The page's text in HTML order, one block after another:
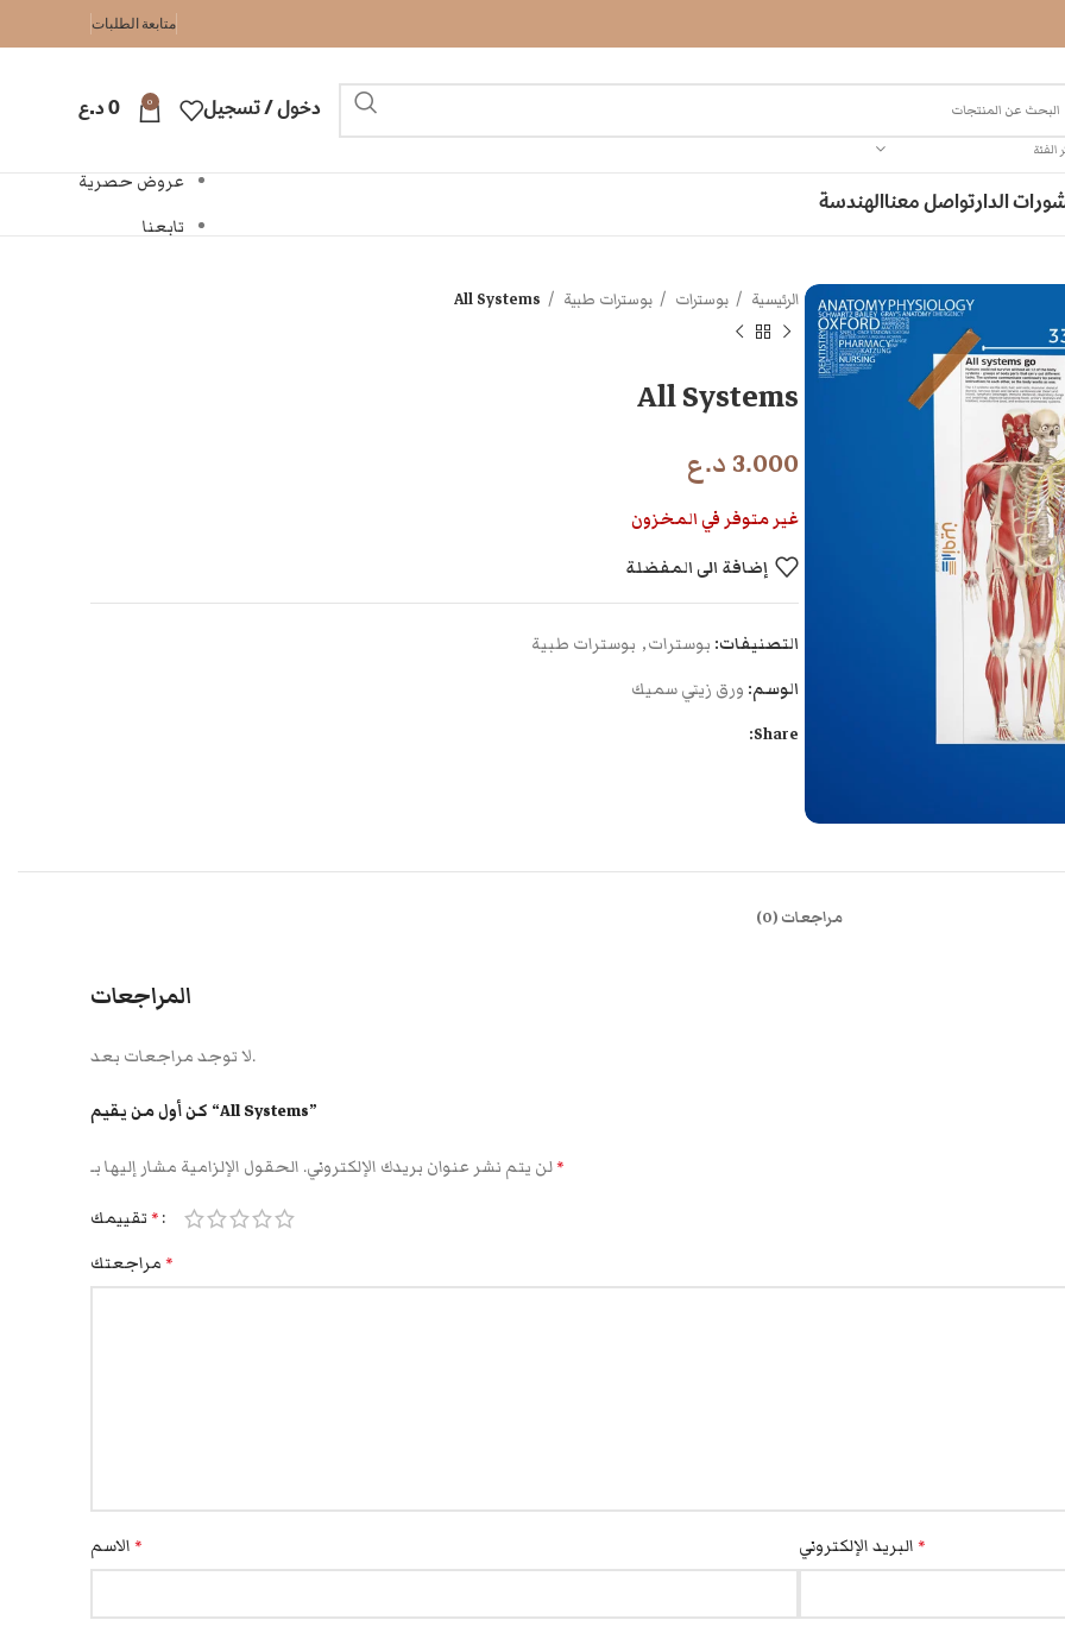
متابعة الطلبات
الفئة
دخول / تسجيل 0
0د.ع
الدارتواصل معناالهندسة
عروض حصرية
تابعنا
الرئيسية بوسترات بوسترات طبية All Systems
All Systems
3.000 د.ع
غير متوفر في المخزون
إضافة الى المفضلة
التصنيفات: بوسترات, بوسترات طبية
الوسم: ورق زيتي سميك
Share:
مراجعات (0)
المراجعات
لا توجد مراجعات بعد.
كن أول من يقيم “All Systems”
لن يتم نشر عنوان بريدك الإلكتروني.*
*
*
* *